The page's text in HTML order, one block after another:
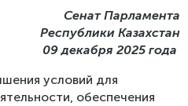
Сенат Парламента
Республики Казахстан
09 декабря 2025 года
условий для
обеспечения